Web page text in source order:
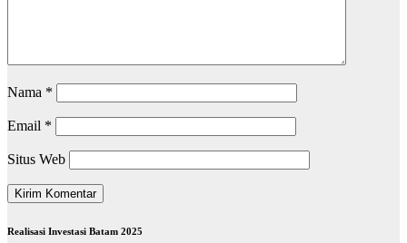
Nama *
Email *
Situs Web
Realisasi Investasi Batam 2025